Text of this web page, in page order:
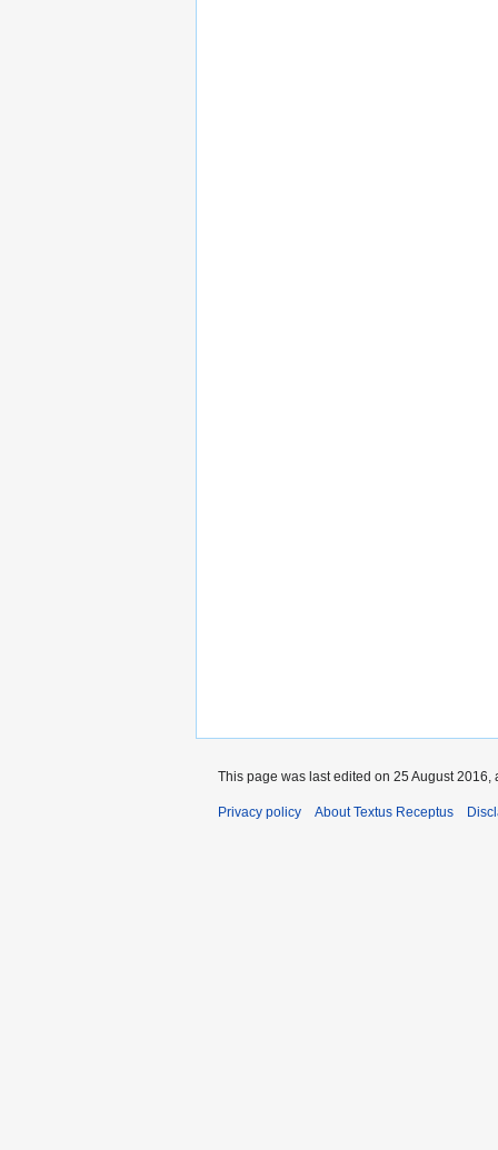
This page was last edited on 25 August 2016,
Privacy policy About Textus Receptus